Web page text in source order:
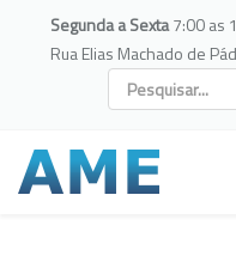
Segunda a Sexta7:00 as
Rua Elias Machado de